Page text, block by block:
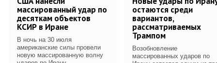
массированный удар по
десяткам объектов
КСИР в Иране
В ночь на 30 июля
американские силы провели
новую массированную волну
остаются среди
вариантов,
рассматриваемых
Трампом
Возобновление
массированных ударов по